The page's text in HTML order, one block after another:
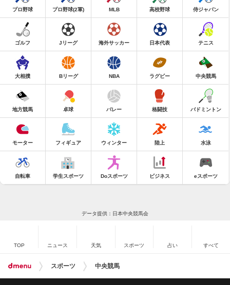
プロ野球 プロ野球(2軍) MLB 高校野球 侍ジャパン
ゴルフ Jリーグ 海外サッカー 日本代表 テニス
大相撲 Bリーグ NBA ラグビー 中央競馬
地方競馬 卓球 バレー 格闘技 バドミントン
モーター フィギュア ウィンター 陸上 水泳
自転車 学生スポーツ Doスポーツ ビジネス eスポーツ
データ提供：日本中央競馬会
TOP ニュース 天気 スポーツ 占い すべて
スポーツ 中央競馬